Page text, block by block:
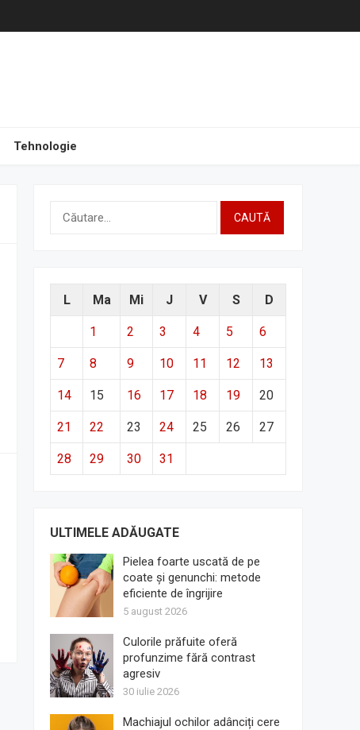
Tehnologie
Caută
L Ma Mi J V S D
1 2 3 4 5 6
7 8 9 10 11 12 13
14 15 16 17 18 19 20
21 22 23 24 25 26 27
28 29 30 31
ULTIMELE ADĂUGATE
Pielea foarte uscată de pe
coate și genunchi: metode
eficiente de îngrijire
5 august 2026
Culorile prăfuite oferă
profunzime fără contrast
agresiv
30 iulie 2026
Machiajul ochilor adânciți cere